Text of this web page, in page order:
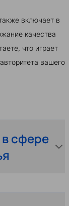
включает в
качества
что играет
вашего
в сфере